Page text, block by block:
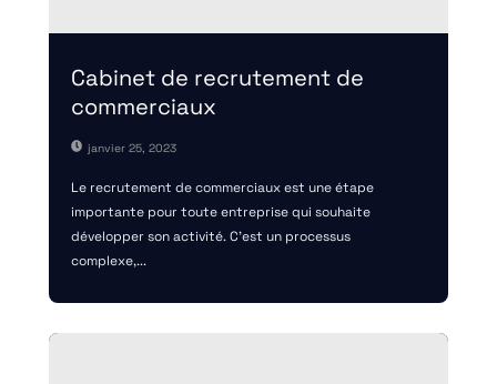
Cabinet de recrutement de
commerciaux
janvier 25, 2023
Le recrutement de commerciaux est une étape
importante pour toute entreprise qui souhaite
développer son activité. C’est un processus
complexe,...